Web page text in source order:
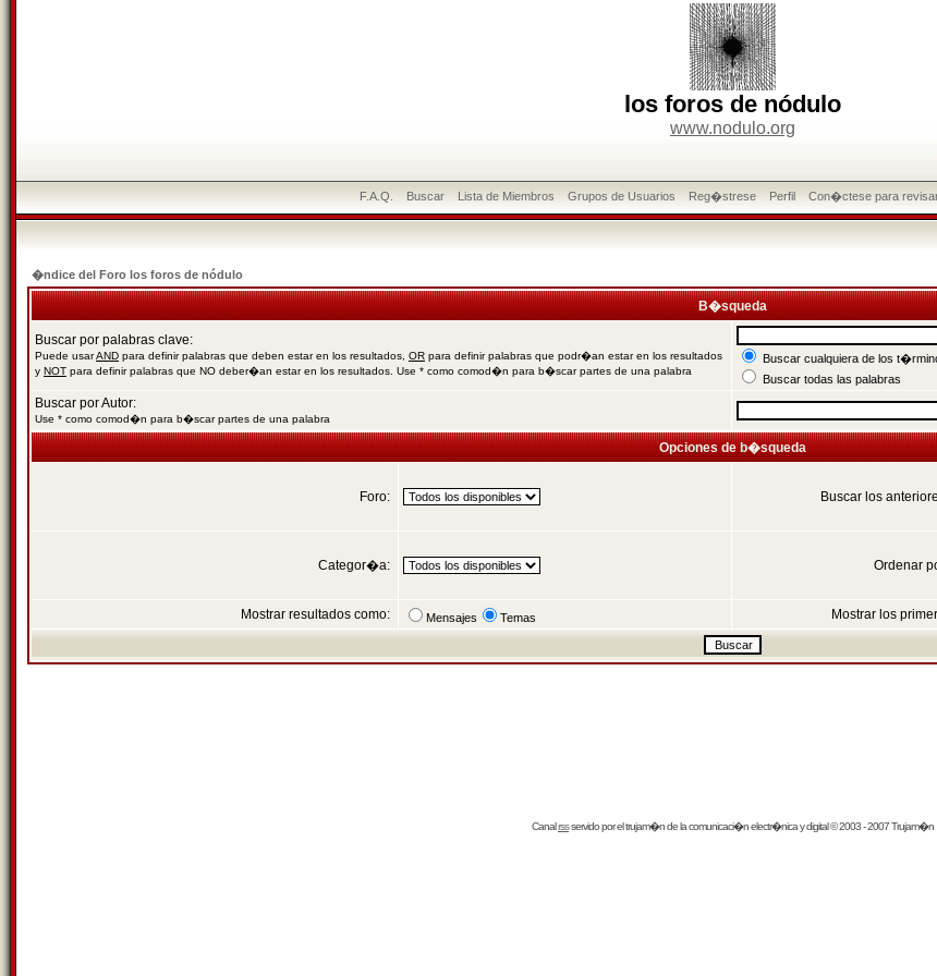
los foros de nódulo
www.nodulo.org
F.A.Q. Buscar Lista de Miembros Grupos de Usuarios Reg�strese Perfil Con�ctese para
�ndice del Foro los foros de nódulo
B�squeda
Buscar por palabras clave:
Puede usarAND para definir palabras que deben estar en los resultados, OR para definir palabras que podr�an estar en los resultados
y NOT para definir palabras que NO deber�an estar en los resultados. Use * como comod�n para b�scar partes de una palabra
Buscar cualquiera de los
Buscar todas las palabras
Buscar por Autor:
Use * como comod�n para b�scar partes de una palabra
Opciones de b�squeda
Foro: Buscar los
Categor�a: Ordenar
Mostrar resultados como: Mensajes Temas Mostrar los
Canalrssservido por eltrujam�nde la comunicaci�n electr�nica y digital © 2003 - 2007 Trujam�n